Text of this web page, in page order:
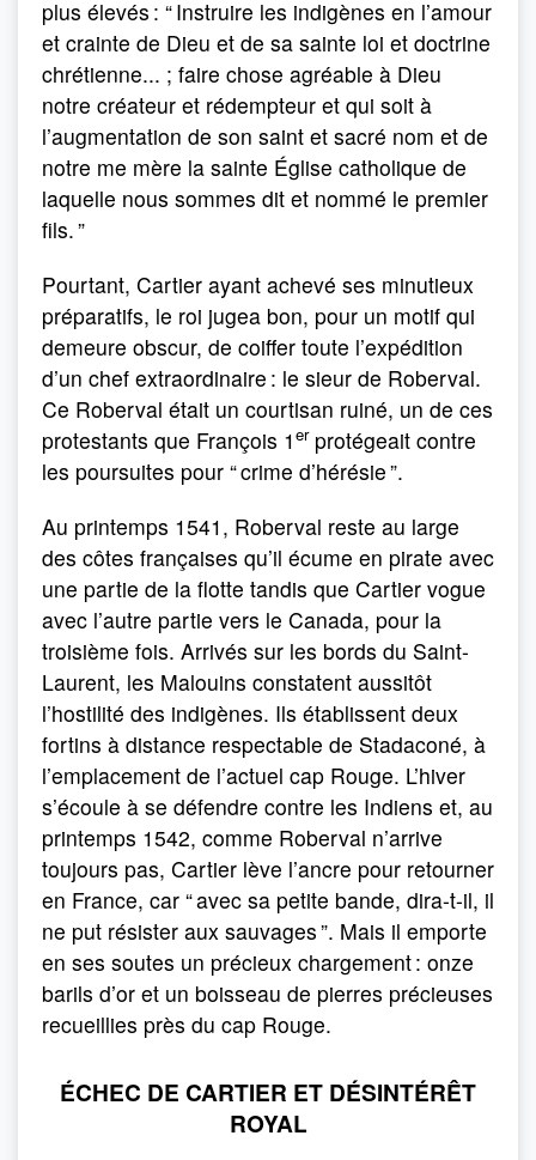
plus élevés : “ Instruire les indigènes en l’amour
et crainte de Dieu et de sa sainte loi et doctrine
chrétienne... ; faire chose agréable à Dieu
notre créateur et rédempteur et qui soit à
l’augmentation de son saint et sacré nom et de
notre me mère la sainte Église catholique de
laquelle nous sommes dit et nommé le premier
fils. ”
Pourtant, Cartier ayant achevé ses minutieux
préparatifs, le roi jugea bon, pour un motif qui
demeure obscur, de coiffer toute l’expédition
d’un chef extraordinaire : le sieur de Roberval.
Ce Roberval était un courtisan ruiné, un de ces
protestants que François 1 erprotégeait contre
les poursuites pour “ crime d’hérésie ”.
Au printemps 1541, Roberval reste au large
des côtes françaises qu’il écume en pirate avec
une partie de la flotte tandis que Cartier vogue
avec l’autre partie vers le Canada, pour la
troisième fois. Arrivés sur les bords du Saint-
Laurent, les Malouins constatent aussitôt
l’hostilité des indigènes. Ils établissent deux
fortins à distance respectable de Stadaconé, à
l’emplacement de l’actuel cap Rouge. L’hiver
s’écoule à se défendre contre les Indiens et, au
printemps 1542, comme Roberval n’arrive
toujours pas, Cartier lève l’ancre pour retourner
en France, car “ avec sa petite bande, dira-t-il, il
ne put résister aux sauvages ”. Mais il emporte
en ses soutes un précieux chargement : onze
barils d’or et un boisseau de pierres précieuses
recueillies près du cap Rouge.
ÉCHEC DE CARTIER ET DÉSINTÉRÊT
ROYAL